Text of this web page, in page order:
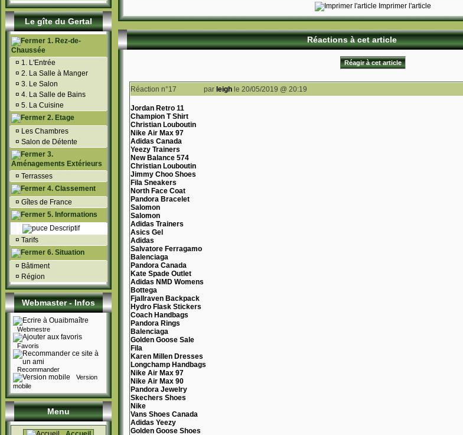
Le gîte du Gertal
1. Rez-de-
Chaussée
¤ 1. L'Entrée
¤ 2. La Salle à Manger
¤ 3. Le Salon
¤ 4. La Salle de Bains
¤ 5. La Cuisine
2. Etage
¤ Les Chambres
¤ Salon de Détente
3.
Aménagements Extérieurs
¤ Terrasses
4. Classement
¤ Gîtes de France
5. Informations
Descriptif
¤ Tarifs
6. Situation
¤ Bâtiment
¤ Région
Webmaster - Infos
Webmestre
Favoris
Recommander
Version
mobile
Menu
Imprimer l'article
Réactions à cet article
Réagir à cet article
Réaction n°17 par leigh le 20/05/2019 @ 20:19
Jordan Retro 11
Champion T Shirt
Christian Louboutin
Nike Air Max 97
Adidas Canada
Yeezy Trainers
New Balance 574
Christian Louboutin
Jimmy Choo Shoes
Fila Sneakers
North Face Coat
Pandora Bracelet
Salomon
Salomon
Adidas Trainers
Asics Gel
Adidas
Salvatore Ferragamo
Balenciaga
Pandora Canada
Kate Spade Outlet
Adidas NMD Womens
Bottega
Fjallraven Backpack
Hydro Flask Stickers
Coach Handbags
Pandora Rings
Balenciaga
Golden Goose Sale
Fila
Karen Millen Dresses
Longchamp Handbags
Nike Air Max 97
Nike Air Max 90
Pandora Jewelry
Skechers Shoes
Nike
Vans Shoes Canada
Adidas Yeezy
Golden Goose Shoes